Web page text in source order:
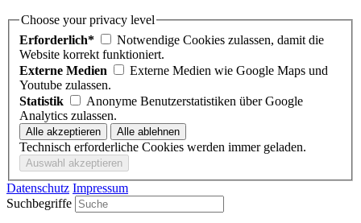
Choose your privacy level
Erforderlich*
Notwendige Cookies zulassen, damit die
Website korrekt funktioniert.
Externe Medien
Externe Medien wie Google Maps und
Youtube zulassen.
Statistik
Anonyme Benutzerstatistiken über Google
Analytics zulassen.
Technisch erforderliche Cookies werden immer geladen.
Datenschutz Impressum
Suchbegriffe